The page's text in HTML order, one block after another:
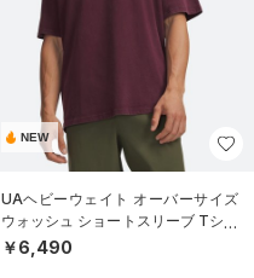
NEW
UAヘビーウェイト オーバーサイズ
ウォッシュ ショートスリーブ Tシャ
ツ（ライフスタイル/MEN）
￥6,490